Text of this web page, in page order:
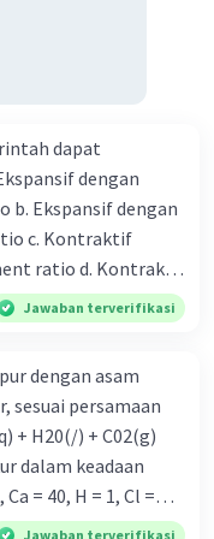
harus dijual?
dapat
dengan
b. Ekspansif dengan
c. Kontraktif
ratio d. Kontraktif
ratio e.
Bila Bank
inflasi di mana
uang) naik
deflasi di
(penawaran
c. Tingkat bunga
Jawaban terverifikasi
dengan asam
dalam keadaan
35,5) A. 2,24 L B. 3,36 L C. 6,72L D. 10,08 L E. 11,2 L
Jawaban terverifikasi